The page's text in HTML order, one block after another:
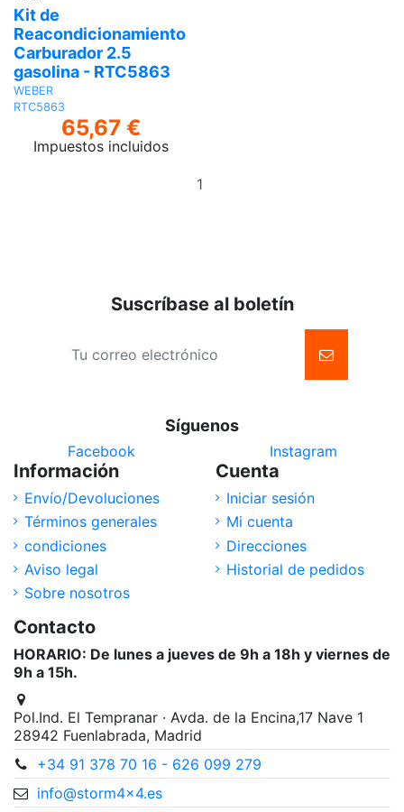
Kit de
Reacondicionamiento
Carburador 2.5
gasolina - RTC5863
WEBER
RTC5863
65,67 €
Impuestos incluidos
Suscríbase al boletín
Síguenos
Facebook Instagram
Información
Envío/Devoluciones
Términos generales
condiciones
Aviso legal
Sobre nosotros
Cuenta
Iniciar sesión
Mi cuenta
Direcciones
Historial de pedidos
Contacto
HORARIO: De lunes a jueves de 9h a 18h y viernes de
9h a 15h.
Pol.Ind. El Tempranar · Avda. de la Encina,17 Nave 1
28942 Fuenlabrada, Madrid
+34 91 378 70 16 - 626 099 279
info@storm4x4.es